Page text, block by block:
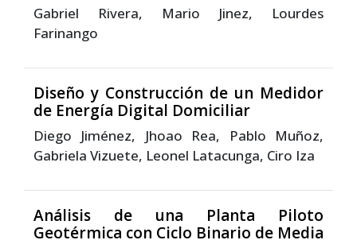
Gabriel Rivera, Mario Jinez, Lourdes
Farinango
Diseño y Construcción de un Medidor
de Energía Digital Domiciliar
Diego Jiménez, Jhoao Rea, Pablo Muñoz,
Gabriela Vizuete, Leonel Latacunga, Ciro Iza
Análisis de una Planta Piloto
Geotérmica con Ciclo Binario de Media